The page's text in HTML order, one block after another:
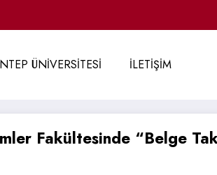
ÜNİVERSİTESİ İLETİŞİM
Fakültesinde “Belge